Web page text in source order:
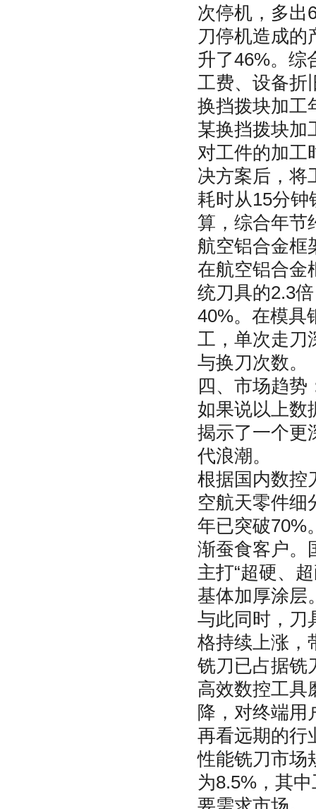
次停机，多出
刀停机造成的
升了46%。综
工费、设备折
换挡拨块加工
某换挡拨块加
对工件的加工
决方案后，将
耗时从15分钟
算，综合年节
航空铝合金框
在航空铝合金
统刀具的2.3
40%。在模具
工，单次走刀
与换刀次数。
四、市场趋势
如果说以上数
揭示了一个更
代浪潮。
根据国内数控
空航天零件细
年已突破70%
渐蚕食客户。
主打“超硬、
基体加厚涂层
与此同时，刀
格持续上涨，
铣刀已占据铣
高效数控工具
降，对终端用
再看远期的行
性能铣刀市场
为8.5%，其